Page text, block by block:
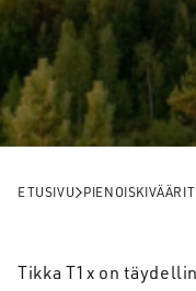
ETUSIVU PIENOISKIVÄÄRIT
Tikka T1x on